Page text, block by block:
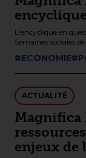
L'encyclique en
Semaines sociales
#ECONOMIE
ACTUALITÉ
Magnifica
enjeux de